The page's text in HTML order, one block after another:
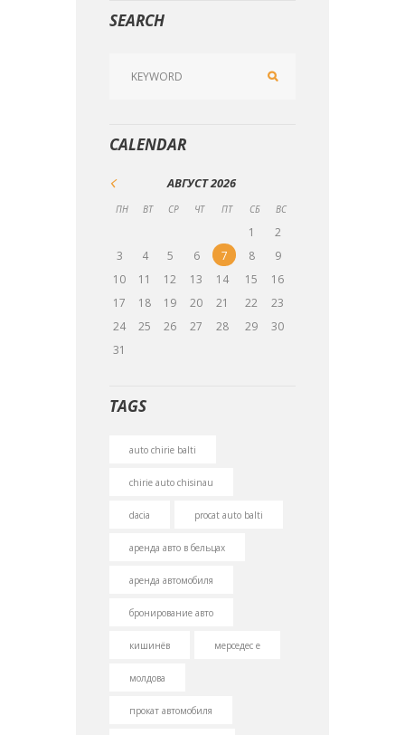
SEARCH
CALENDAR
АВГУСТ2026
ПН ВТ СР ЧТ ПТ СБ ВС
1
2
3
4 5 6 7 8
9
10
11 12 13 14 15
16
17
18 19 20 21 22
23
24
25 26 27 28 29
30
31
TAGS
auto chirie balti
chirie auto chisinau
dacia proсаt auto balti
аренда авто в бельцах
аренда автомобиля
бронирование авто
кишинёв мерседес е
молдова
прокат автомобиля